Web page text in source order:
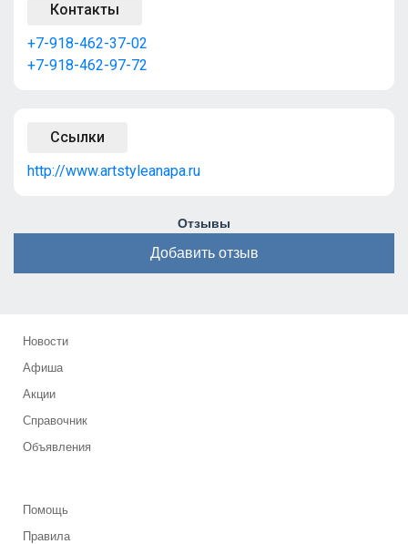
Контакты
+7-918-462-37-02
+7-918-462-97-72
Ссылки
http://www.artstyleanapa.ru
Отзывы
Добавить отзыв
Новости
Афиша
Акции
Справочник
Объявления
Помощь
Правила